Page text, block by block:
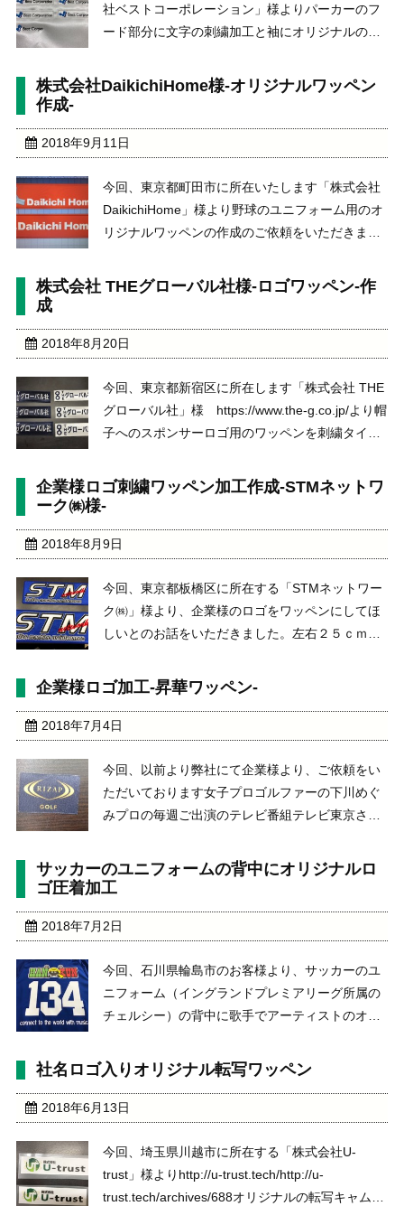
社ベストコーポレーション」様よりパーカーのフ
ード部分に文字の刺繍加工と袖にオリジナルのワ
だきました。株式会社ベストコーポレーション
株式会社DaikichiHome様-オリジナルワッペン
作成-
2018年9月11日
今回、東京都町田市に所在いたします「株式会社
DaikichiHome」様より野球のユニフォーム用のオ
リジナルワッペンの作成のご依頼をいただきまし
をもとに、弊社でデザイン化をして、サンプルを
株式会社 THEグローバル社様-ロゴワッペン-作
成
2018年8月20日
今回、東京都新宿区に所在します「株式会社 THE
グローバル社」様 https://www.the-g.co.jp/より帽
子へのスポンサーロゴ用のワッペンを刺繍タイプ
実際に経営企画室の方より、直接お電話をいただ
企業様ロゴ刺繍ワッペン加工作成-STMネットワ
ーク㈱様-
2018年8月9日
今回、東京都板橋区に所在する「STMネットワー
ク㈱」様より、企業様のロゴをワッペンにしてほ
しいとのお話をいただきました。左右２５ｃｍと
の作成のご依頼をいただきました。最初は、弊社
談をしなが ...
企業様ロゴ加工-昇華ワッペン-
2018年7月4日
今回、以前より弊社にて企業様より、ご依頼をい
ただいております女子プロゴルファーの下川めぐ
みプロの毎週ご出演のテレビ番組テレビ東京さん
ご出演しております。弊社としても加工に携わる
方が、毎週ご出演をしていて毎週拝見しておりま
サッカーのユニフォームの背中にオリジナルロ
ゴ圧着加工
2018年7月2日
今回、石川県輪島市のお客様より、サッカーのユ
ニフォーム（イングランドプレミアリーグ所属の
チェルシー）の背中に歌手でアーティストのオリ
いただきました。加工内容は、圧着用の転写キャ
ーマークシートに ...
社名ロゴ入りオリジナル転写ワッペン
2018年6月13日
今回、埼玉県川越市に所在する「株式会社U-
trust」様よりhttp://u-trust.tech/http://u-
trust.tech/archives/688オリジナルの転写キャムワ